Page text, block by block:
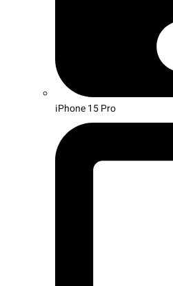
iPhone 15 Pro